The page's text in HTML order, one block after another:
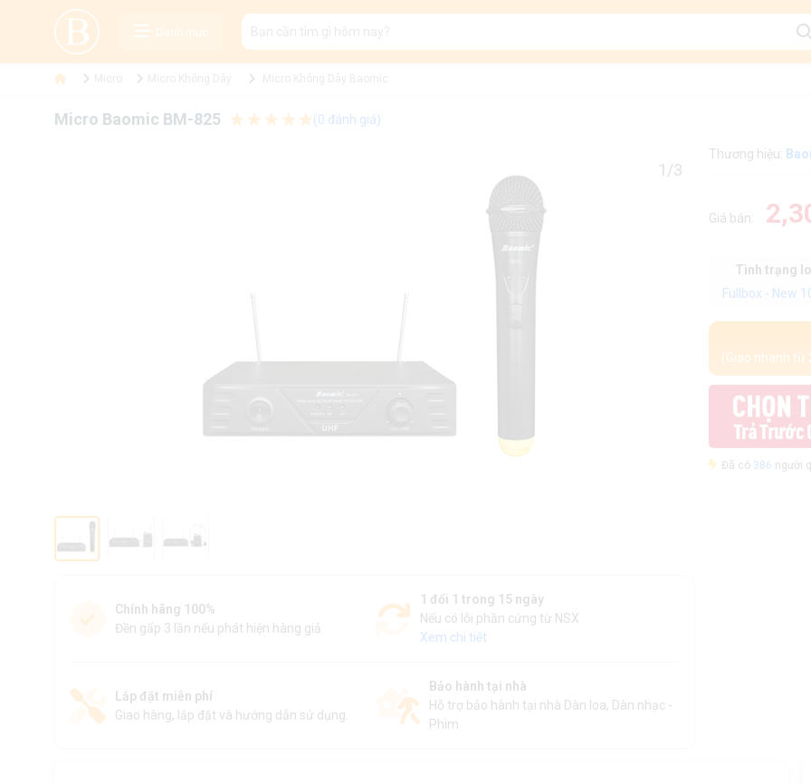
Danh mục
Micro Baomic BM-825 (0 đánh giá)
1/3
Chính hãng 100%
Đền gấp 3 lần nếu phát hiện hàng giả
1 đổi 1 trong 15 ngày
Nếu có lỗi phần cứng từ NSX
Xem chi tiết
Lắp đặt miễn phí
Giao hàng, lắp đặt và hướng dẫn sử dụng.
Bảo hành tại nhà
Hỗ trợ bảo hành tại nhà Dàn loa, Dàn nhạc -
Phim
Thương hiệu:
Giá bán:
Tình trạng
Fullbox - New
(Giao nhanh từ
Đã có 386 người